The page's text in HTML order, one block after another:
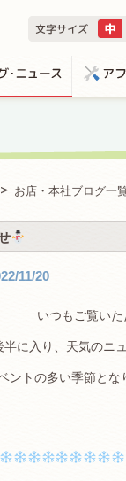
お店・本社ブログ一
11/20
いつもご覧い
半に入り、天気のニ
ントの多い季節と